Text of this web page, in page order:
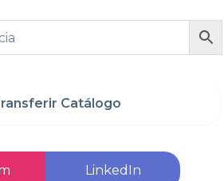
Catálogo
LinkedIn